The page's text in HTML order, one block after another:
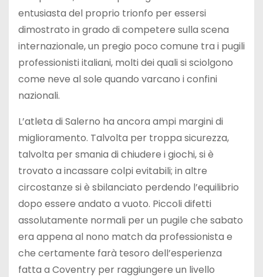
entusiasta del proprio trionfo per essersi
dimostrato in grado di competere sulla scena
internazionale, un pregio poco comune tra i pugili
professionisti italiani, molti dei quali si sciolgono
come neve al sole quando varcano i confini
nazionali.
L’atleta di Salerno ha ancora ampi margini di
miglioramento. Talvolta per troppa sicurezza,
talvolta per smania di chiudere i giochi, si è
trovato a incassare colpi evitabili; in altre
circostanze si è sbilanciato perdendo l’equilibrio
dopo essere andato a vuoto. Piccoli difetti
assolutamente normali per un pugile che sabato
era appena al nono match da professionista e
che certamente farà tesoro dell’esperienza
fatta a Coventry per raggiungere un livello